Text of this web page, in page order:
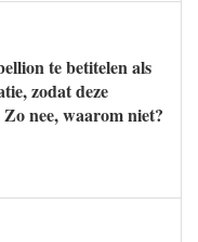
te betitelen als
zodat deze
nee, waarom niet?